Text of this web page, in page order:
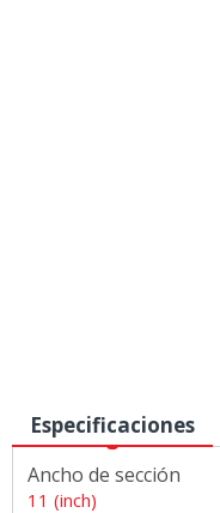
Especificaciones
Ancho de sección
11 (inch)